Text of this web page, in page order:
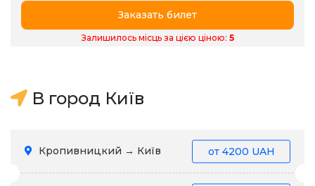
Заказать билет
Залишилось місць за цією ціною: 5
В город Київ
Кропивницкий → Київ от 4200 UAH